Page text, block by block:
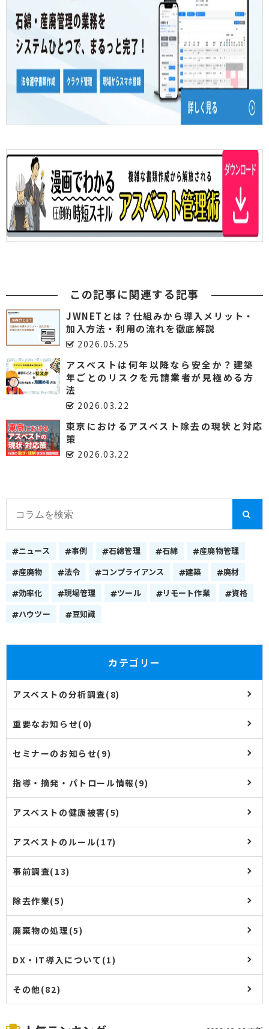
この記事に関連する記事
JWNETとは？仕組みから導入メリット・
加入方法・利用の流れを徹底解説
2026.05.25
アスベストは何年以降なら安全か？建築
年ごとのリスクを元請業者が見極める方
法
2026.03.22
東京におけるアスベスト除去の現状と対応
策
2026.03.22
ニュース 事例 石綿管理 石綿
産廃物管理
産廃物
法令 コンプライアンス 建築
廃材
効率化
現場管理 ツール リモート作業
資格
ハウツー
豆知識
カテゴリー
アスベストの分析調査(8)
重要なお知らせ(0)
セミナーのお知らせ(9)
指導・摘発・パトロール情報(9)
アスベストの健康被害(5)
アスベストのルール(17)
事前調査(13)
除去作業(5)
廃棄物の処理(5)
DX・IT導入について(1)
その他(82)